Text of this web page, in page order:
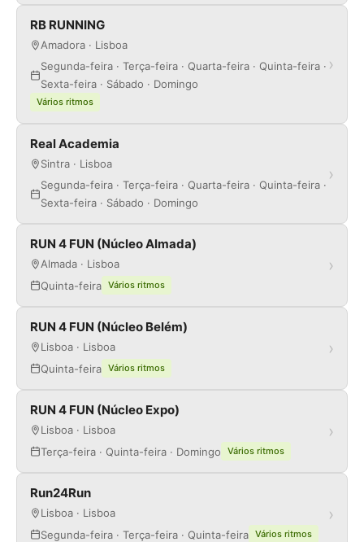
RB RUNNING
Amadora · Lisboa
Segunda-feira · Terça-feira · Quarta-feira · Quinta-feira ·
Sexta-feira · Sábado · Domingo
Vários ritmos
›
Real Academia
Sintra · Lisboa
Segunda-feira · Terça-feira · Quarta-feira · Quinta-feira ·
Sexta-feira · Sábado · Domingo
›
RUN 4 FUN (Núcleo Almada)
Almada · Lisboa
Quinta-feira Vários ritmos
›
RUN 4 FUN (Núcleo Belém)
Lisboa · Lisboa
Quinta-feira Vários ritmos
›
RUN 4 FUN (Núcleo Expo)
Lisboa · Lisboa
Terça-feira · Quinta-feira · Domingo
Vários ritmos
›
Run24Run
Lisboa · Lisboa
Segunda-feira · Terça-feira · Quinta-feira Vários ritmos
›